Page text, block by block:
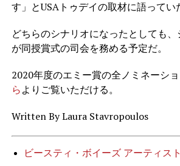
す」とUSAトゥデイの取材に語ってい
どちらのシナリオになったとしても
が同授賞式の司会を務める予定だ。
2020年度のエミー賞の全ノミネーシ
らよりご覧いただける。
Written By Laura Stavropoulos
ビースティ・ボイーズ アーティス